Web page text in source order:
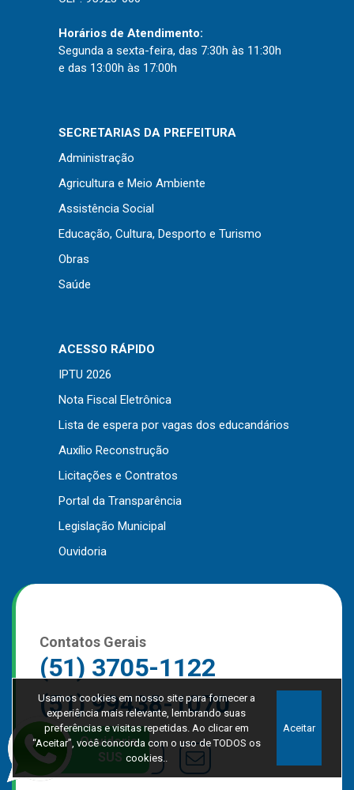
Usamos cookies em nosso site para fornecer a
experiência mais relevante, lembrando suas
preferências e visitas repetidas. Ao clicar em
“Aceitar”, você concorda com o uso de TODOS os
cookies..
Aceitar
Horários de Atendimento:
Segunda a sexta-feira, das 7:30h às 11:30h
e das 13:00h às 17:00h
SECRETARIAS DA PREFEITURA
Administração
Agricultura e Meio Ambiente
Assistência Social
Educação, Cultura, Desporto e Turismo
Obras
Saúde
ACESSO RÁPIDO
IPTU 2026
Nota Fiscal Eletrônica
Lista de espera por vagas dos educandários
Auxílio Reconstrução
Licitações e Contratos
Portal da Transparência
Legislação Municipal
Ouvidoria
Contatos Gerais
(51) 3705-1122
(51) 99438-1070